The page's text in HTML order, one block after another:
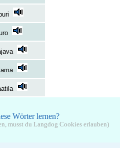
Wörter lernen?
musst du Langdog Cookies erlauben)